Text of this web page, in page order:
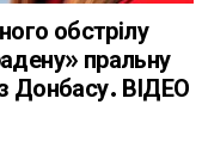
обстрілу
пральну
Донбасу. ВІДЕО